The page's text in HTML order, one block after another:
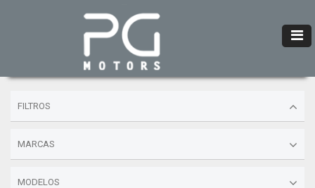
FILTROS
MARCAS
MODELOS